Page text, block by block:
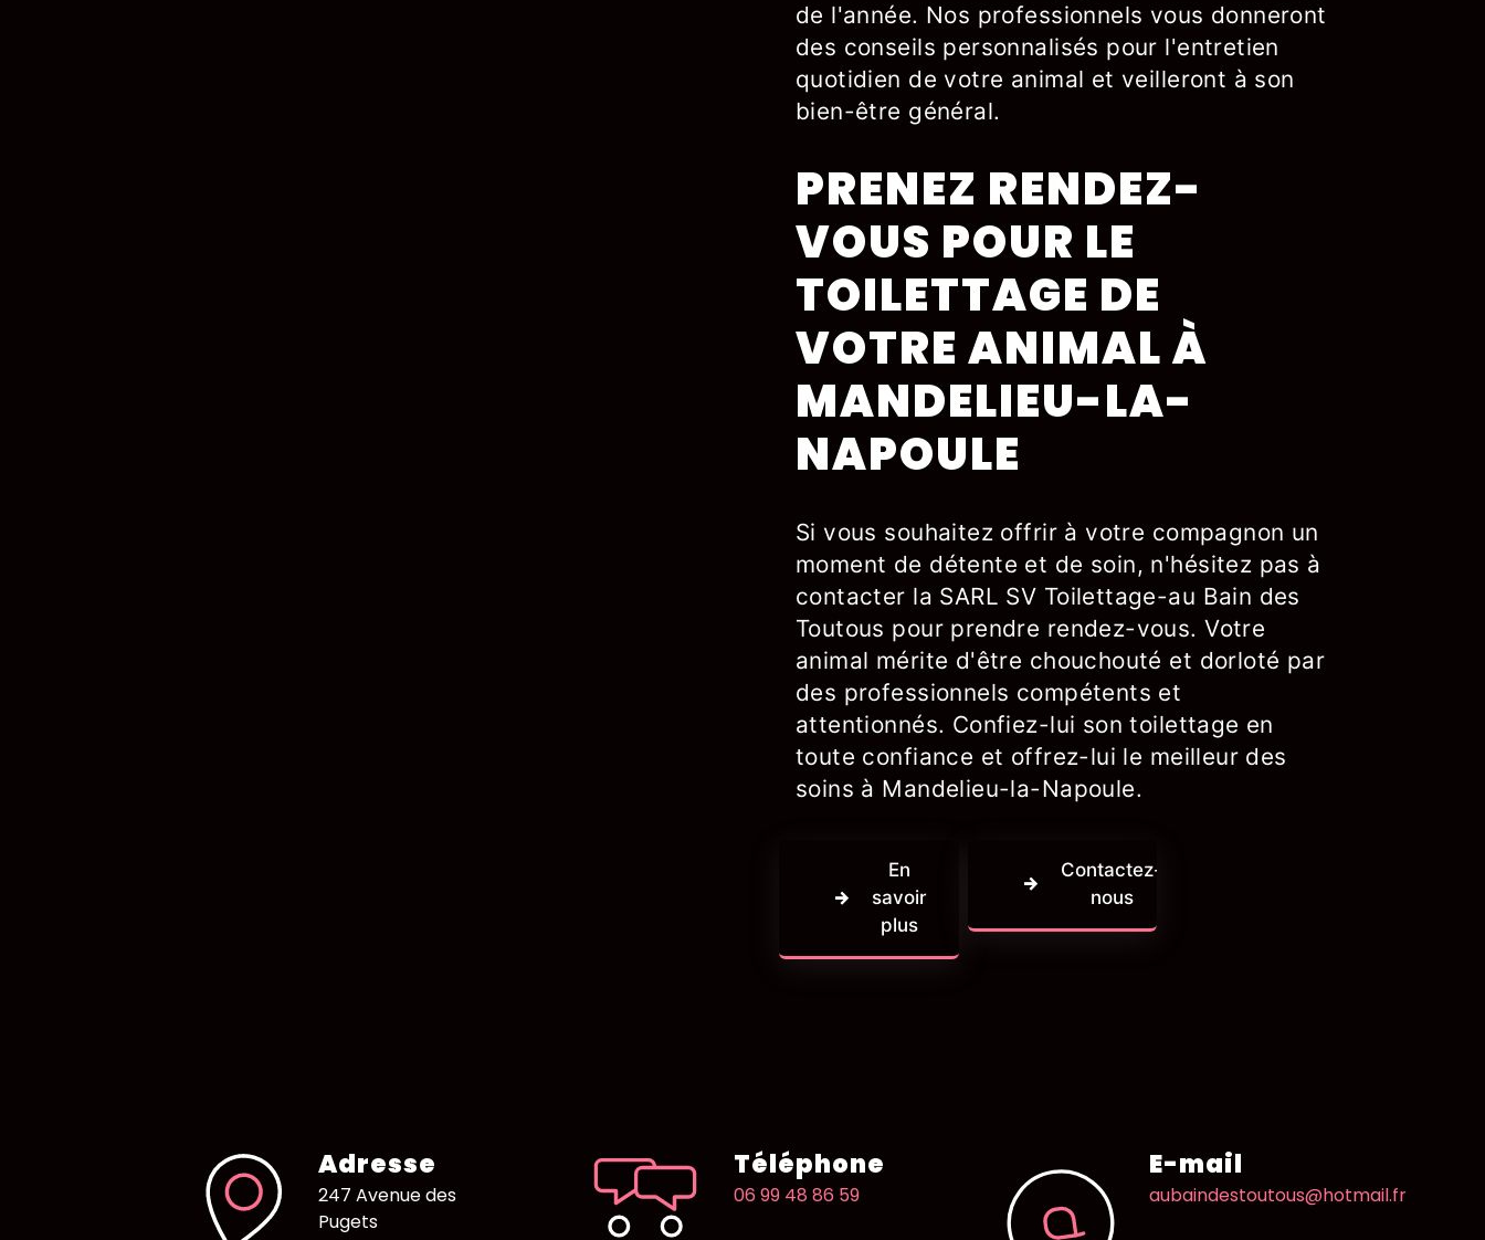
de l'année. Nos professionnels vous donneront
des conseils personnalisés pour l'entretien
quotidien de votre animal et veilleront à son
bien-être général.
PRENEZ RENDEZ-
VOUS POUR LE
TOILETTAGE DE
VOTRE ANIMAL À
MANDELIEU-LA-
NAPOULE
Si vous souhaitez offrir à votre compagnon un
moment de détente et de soin, n'hésitez pas à
contacter la SARL SV Toilettage-au Bain des
Toutous pour prendre rendez-vous. Votre
animal mérite d'être chouchouté et dorloté par
des professionnels compétents et
attentionnés. Confiez-lui son toilettage en
toute confiance et offrez-lui le meilleur des
soins à Mandelieu-la-Napoule.
En
savoir
plus
Contactez-
nous
Adresse
247 Avenue des
Pugets
Téléphone
06 99 48 86 59
E-mail
aubaindestoutous@hotmail.fr